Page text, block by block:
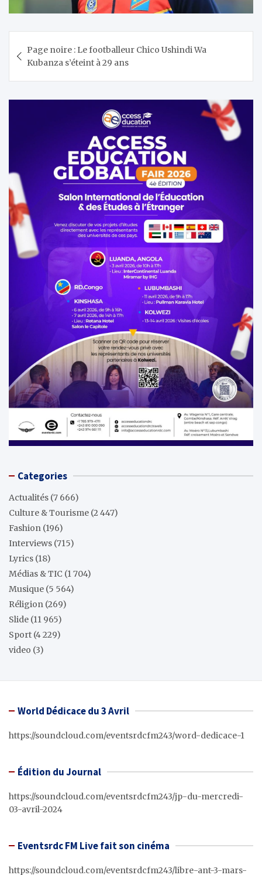
de
l’article
Page noire : Le footballeur Chico Ushindi Wa
Kubanza s’éteint à 29 ans
Categories
Actualités (7 666)
Culture & Tourisme (2 447)
Fashion (196)
Interviews (715)
Lyrics (18)
Médias & TIC (1 704)
Musique (5 564)
Réligion (269)
Slide (11 965)
Sport (4 229)
video (3)
World Dédicace du 3 Avril
https://soundcloud.com/eventsrdcfm243/word-dedicace-1
Édition du Journal
https://soundcloud.com/eventsrdcfm243/jp-du-mercredi-
03-avril-2024
Eventsrdc FM Live fait son cinéma
https://soundcloud.com/eventsrdcfm243/libre-ant-3-mars-